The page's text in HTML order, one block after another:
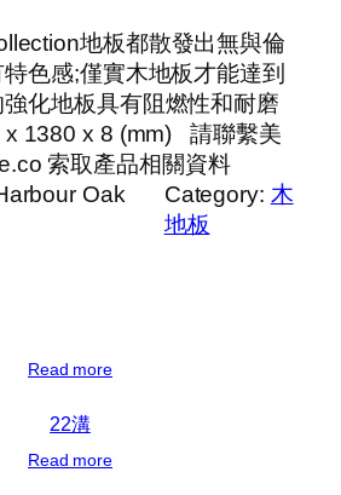
地板都散發出無與倫
色感;僅實木地板才能達到
化地板具有阻燃性和耐磨
1380 x 8 (mm) 請聯繫美
索取產品相關資料
Oak
Category: 木
地板
Read more
22溝
Read more